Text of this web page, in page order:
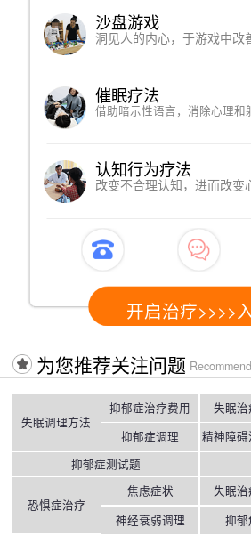
沙盘游戏
洞见人的内心，于游戏中改
催眠疗法
借助暗示性语言，消除心理和
认知行为疗法
改变不合理认知，进而改变
开启治疗>>>>
为您推荐关注问题
失眠调理方法
抑郁症治疗费用
抑郁症调理
失眠
精神障
抑郁症测试题
恐惧症治疗
焦虑症状
神经衰弱调理
失眠
抑郁